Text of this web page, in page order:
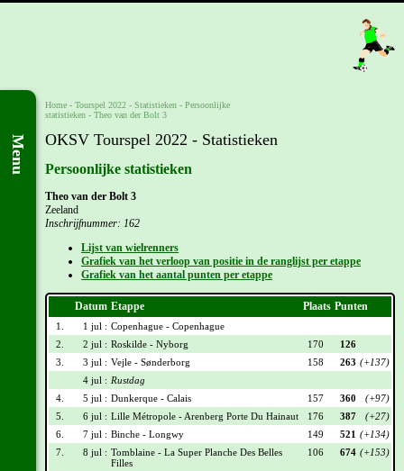
Menu
Home - Tourspel 2022 - Statistieken - Persoonlijke
statistieken - Theo van der Bolt 3
OKSV Tourspel 2022 - Statistieken
Persoonlijke statistieken
Theo van der Bolt 3
Zeeland
Inschrijfnummer: 162
Lijst van wielrenners
Grafiek van het verloop van positie in de ranglijst per etappe
Grafiek van het aantal punten per etappe
Datum Etappe Plaats Punten
1. 1 jul : Copenhague - Copenhague
2.
2 jul : Roskilde - Nyborg 170
126
3.
3 jul : Vejle - Sønderborg 158 263 (+137)
4 jul : Rustdag
4.
5 jul : Dunkerque - Calais 157 360
(+97)
5.
6 jul : Lille Métropole - Arenberg Porte Du Hainaut 176 387
(+27)
6.
7 jul : Binche - Longwy 149 521 (+134)
7.
8 jul : Tomblaine - La Super Planche Des Belles
Filles
106 674 (+153)